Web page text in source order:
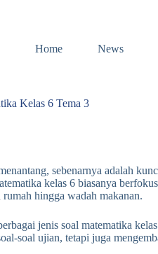
Home
News
Kelas 6 Tema 3
sebenarnya adalah
kelas 6 biasanya
hingga wadah makanan.
jenis soal matematika
soal ujian, tetapi juga